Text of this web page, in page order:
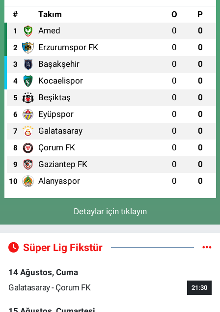
#
Takım O P
1 Amed 0 0
2 Erzurumspor FK 0 0
3 Başakşehir 0 0
4 Kocaelispor 0 0
5 Beşiktaş 0 0
6 Eyüpspor 0 0
7 Galatasaray 0 0
8 Çorum FK 0 0
9 Gaziantep FK 0 0
10 Alanyaspor 0 0
Detaylar için tıklayın
Süper Lig Fikstür
14 Ağustos, Cuma
Galatasaray - Çorum FK
21:30